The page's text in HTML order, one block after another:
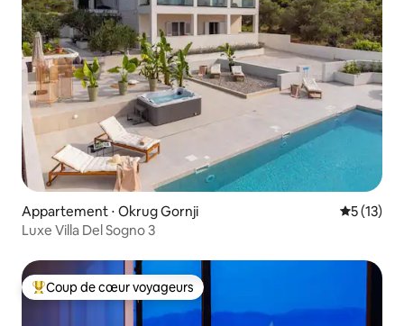
Appartement ⋅ Okrug Gornji
5 (13)
Luxe Villa Del Sogno 3
Coups de cœur voyageurs les plus appréciés
Coup de cœur voyageurs